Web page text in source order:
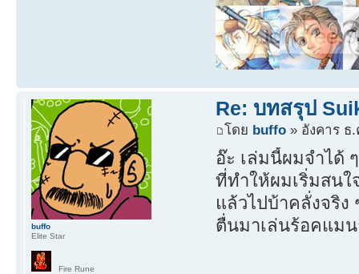
Re: บทสรุป
โดย buffo » อังคาร ธ.
อ๊ะ เล่มนี้ผมจำได้
ที่ทำให้ผมเริ่มสนใ
แล้วไปบ้าคลั่งจริง
ตื่นมาเล่นร้อคแม
buffo
Elite Star
Fire Rune